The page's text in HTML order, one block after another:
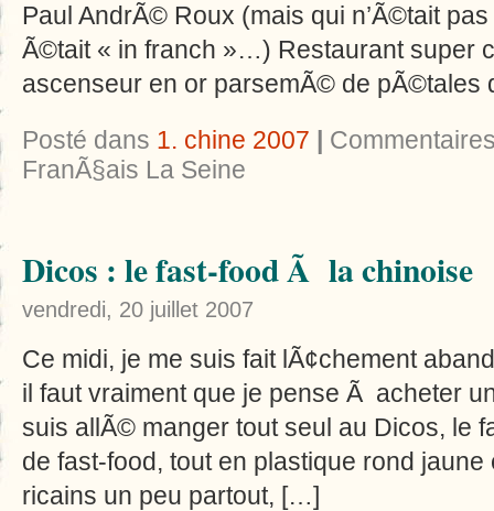
Paul AndrÃ© Roux (mais qui n’Ã©tait
Ã©tait « in franch »…) Restaurant super
ascenseur en or parsemÃ© de pÃ©tales
Posté dans 1. chine 2007 |
FranÃ§ais La Seine
Dicos : le fast-food Ã la chinoise
vendredi, 20 juillet 2007
Ce midi, je me suis fait lÃ¢chement
il faut vraiment que je pense Ã acheter
suis allÃ© manger tout seul au Dicos, le
de fast-food, tout en plastique rond
ricains un peu partout, […]